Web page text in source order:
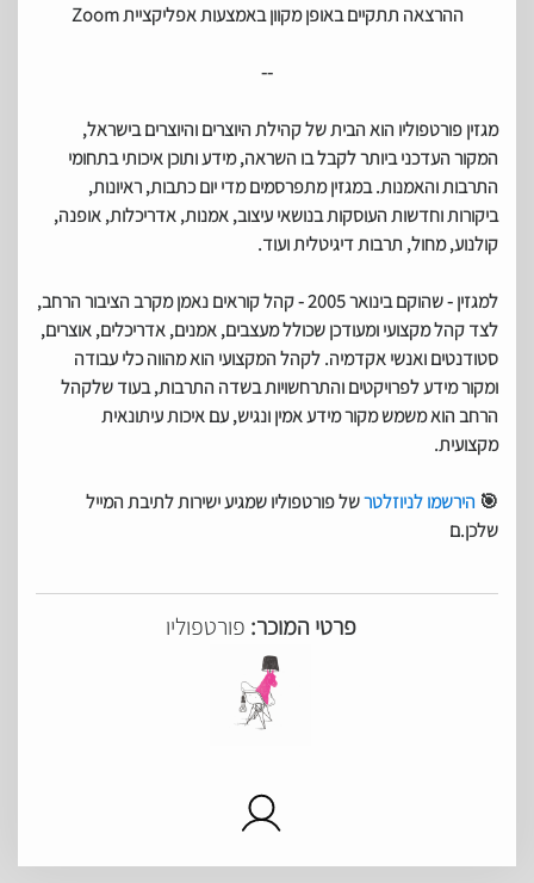
ההרצאה תתקיים באופן מקוון באמצעות אפליקציית Zoom
--
מגזין פורטפוליו הוא הבית של קהילת היוצרים והיוצרים בישראל,
המקור העדכני ביותר לקבל בו השראה, מידע ותוכן איכותי בתחומי
התרבות והאמנות. במגזין מתפרסמים מדי יום כתבות, ראיונות,
ביקורות וחדשות העוסקות בנושאי עיצוב, אמנות, אדריכלות, אופנה,
קולנוע, מחול, תרבות דיגיטלית ועוד.
למגזין - שהוקם בינואר 2005 - קהל קוראים נאמן מקרב הציבור הרחב,
לצד קהל מקצועי ומעודכן שכולל מעצבים, אמנים, אדריכלים, אוצרים,
סטודנטים ואנשי אקדמיה. לקהל המקצועי הוא מהווה כלי עבודה
ומקור מידע לפרויקטים והתרחשויות בשדה התרבות, בעוד שלקהל
הרחב הוא משמש מקור מידע אמין ונגיש, עם איכות עיתונאית
מקצועית.
🎯 הירשמו לניוזלטרשל פורטפוליו שמגיע ישירות לתיבת המייל
שלכן.ם
פרטי המוכר: פורטפוליו